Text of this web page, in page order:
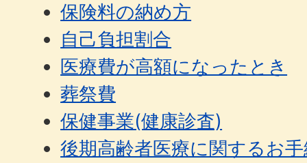
保険料の納め方
自己負担割合
医療費が高額になったとき
葬祭費
保健事業(健康診査)
後期高齢者医療に関するお